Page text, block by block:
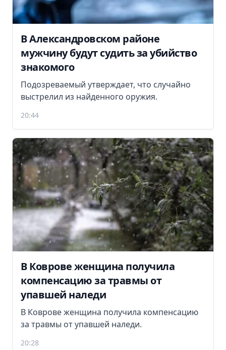
В Александровском районе
мужчину будут судить за убийство
знакомого
Подозреваемый утверждает, что случайно
выстрелил из найденного оружия.
20:44
В Коврове женщина получила
компенсацию за травмы от
упавшей наледи
В Коврове женщина получила компенсацию
за травмы от упавшей наледи.
20:28